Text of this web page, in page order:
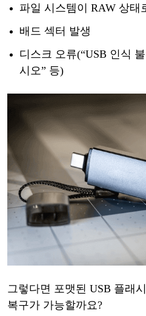
파일 시스템이
RAW 상태
배드 섹터 발생
디스크 오류(“USB 인식
시오” 등)
그렇다면 포맷된 USB 플래
복구가 가능할까요?